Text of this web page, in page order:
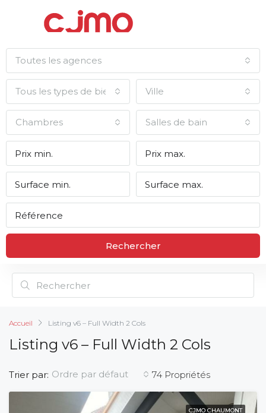
Toutes les agences
Tous les types de biens Ville
Chambres Salles de bain
Rechercher
Accueil Listing v6 – Full Width 2 Cols
Listing v6 – Full Width 2 Cols
74 Propriétés
Trier par: Ordre par défaut
CJMO CHAUMONT